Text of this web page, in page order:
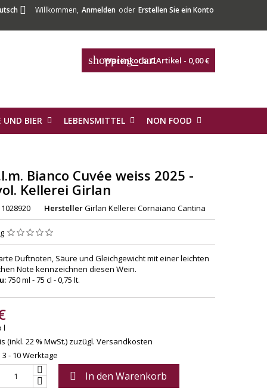
Willkommen, Anmelden oder Erstellen Sie ein Konto

shopping_cart
Warenkorb:0Artikel - 0,00 €
UND BIER LEBENSMITTEL NON FOOD
Bianco Cuvée weiss 2025 -
Kellerei Girlan
1028920 HerstellerGirlan Kellerei Cornaiano Cantina
Duftnoten, Säure und Gleichgewicht mit einer leichten
Note kennzeichnen diesen Wein.
750 ml - 75 cl - 0,75 lt.
l
(inkl. 22 % MwSt.) zuzügl. Versandkosten
- 10 Werktage
 In den Warenkorb